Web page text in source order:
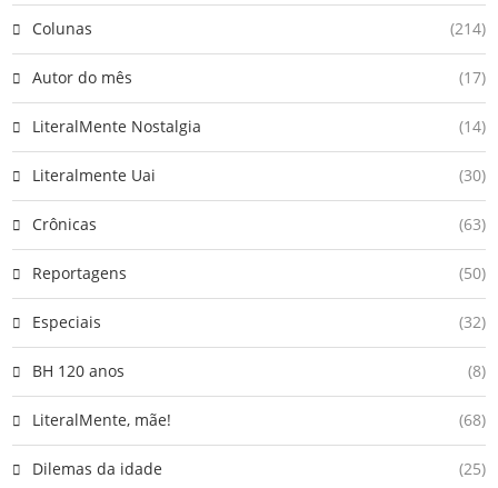
Colunas (214)
Autor do mês (17)
LiteralMente Nostalgia (14)
Literalmente Uai (30)
Crônicas (63)
Reportagens (50)
Especiais (32)
BH 120 anos (8)
LiteralMente, mãe! (68)
Dilemas da idade (25)